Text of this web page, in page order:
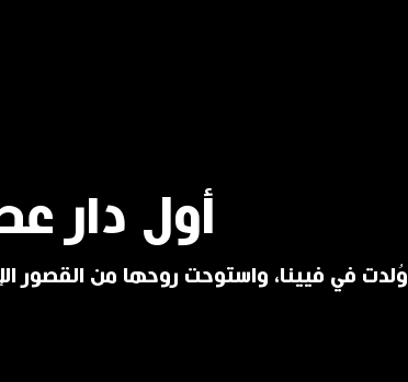
أول دار
وُلدت في فيينا، واستوحت روحها من القصور